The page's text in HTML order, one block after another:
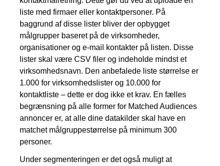
liste med firmaer eller kontaktpersoner. På
baggrund af disse lister bliver der opbygget
målgrupper baseret på de virksomheder,
organisationer og e-mail kontakter på listen. Disse
lister skal være CSV filer og indeholde mindst et
virksomhedsnavn. Den anbefalede liste størrelse er
1.000 for virksomhedslister og 10.000 for
kontaktliste – dette er dog ikke et krav. En fælles
begrænsning på alle former for Matched Audiences
annoncer er, at alle dine datakilder skal have en
matchet målgruppestørrelse på minimum 300
personer.
Under segmenteringen er det også muligt at